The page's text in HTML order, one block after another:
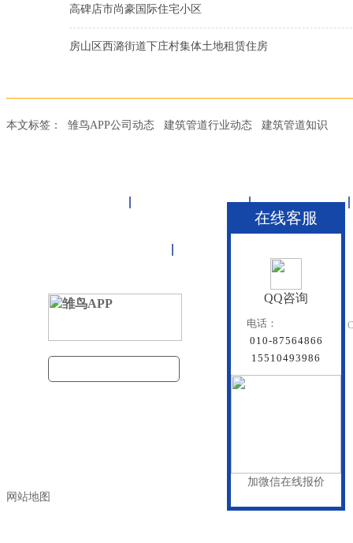
高碑店市尚豪国际住宅小区
房山区西潞街道下庄村集体土地租赁住房
本文标签： 雏鸟APP公司动态 建筑管道行业动态 建筑管道知识
联塑管道
北京雏鸟APP管道
Beijing Doredsun Pipeline
备案号：京ICP备
在线客服
QQ咨询
电话：
010-87564866
15510493986
加微信在线报价
网站地图